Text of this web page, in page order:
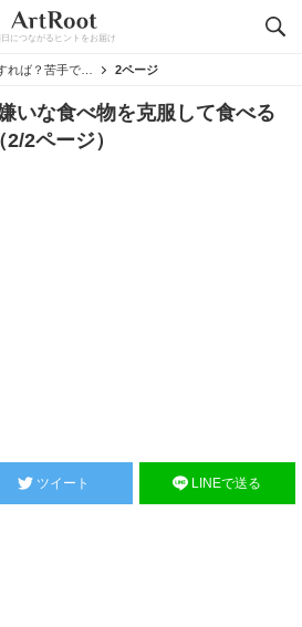
につながるヒントをお届け
2ページ
いな食べ物を克服して食べる
2ページ）
ツイート LINEで送る